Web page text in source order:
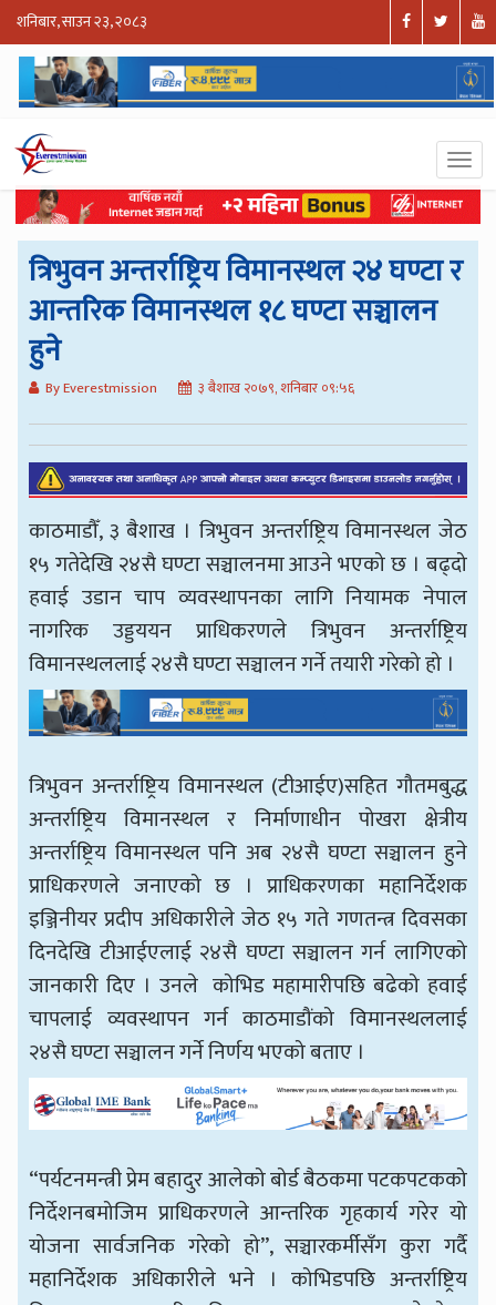
शनिबार, साउन २३, २०८३
त्रिभुवन अन्तर्राष्ट्रिय विमानस्थल २४ घण्टा र
आन्तरिक विमानस्थल १८ घण्टा सञ्चालन
हुने
By Everestmission ३ बैशाख २०७९, शनिबार ०९:५६
काठमाडौँ, ३ बैशाख । त्रिभुवन अन्तर्राष्ट्रिय विमानस्थल जेठ
१५ गतेदेखि २४सै घण्टा सञ्चालनमा आउने भएको छ । बढ्दो
हवाई उडान चाप व्यवस्थापनका लागि नियामक नेपाल
नागरिक उड्डययन प्राधिकरणले त्रिभुवन अन्तर्राष्ट्रिय
विमानस्थललाई २४सै घण्टा सञ्चालन गर्ने तयारी गरेको हो ।
त्रिभुवन अन्तर्राष्ट्रिय विमानस्थल (टीआईए)सहित गौतमबुद्ध
अन्तर्राष्ट्रिय विमानस्थल र निर्माणाधीन पोखरा क्षेत्रीय
अन्तर्राष्ट्रिय विमानस्थल पनि अब २४सै घण्टा सञ्चालन हुने
प्राधिकरणले जनाएको छ । प्राधिकरणका महानिर्देशक
इञ्जिनीयर प्रदीप अधिकारीले जेठ १५ गते गणतन्त्र दिवसका
दिनदेखि टीआईएलाई २४सै घण्टा सञ्चालन गर्न लागिएको
जानकारी दिए । उनले कोभिड महामारीपछि बढेको हवाई
चापलाई व्यवस्थापन गर्न काठमाडौंको विमानस्थललाई
२४सै घण्टा सञ्चालन गर्ने निर्णय भएको बताए ।
“पर्यटनमन्त्री प्रेम बहादुर आलेको बोर्ड बैठकमा पटकपटकको
निर्देशनबमोजिम प्राधिकरणले आन्तरिक गृहकार्य गरेर यो
योजना सार्वजनिक गरेको हो”, सञ्चारकर्मीसँग कुरा गर्दै
महानिर्देशक अधिकारीले भने । कोभिडपछि अन्तर्राष्ट्रिय